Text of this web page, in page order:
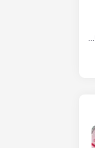
سمینارهای فرهنگی و آموزشی در بندرماهشهر با همکاری فرهنگ‌سرای پتروشیمی مارون